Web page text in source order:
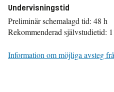
Undervisningstid
Preliminär schemalagd tid: 48 h
Rekommenderad självstudietid:
Information om möjliga avsteg